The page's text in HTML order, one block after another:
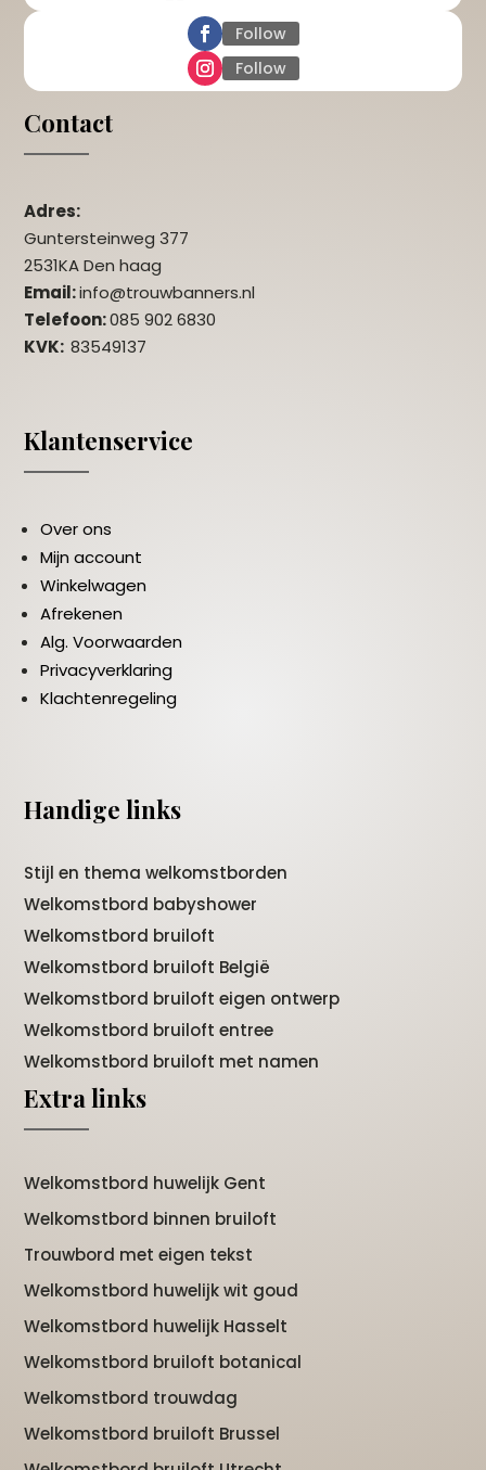
Follow
Follow
Contact
Adres:
Guntersteinweg 377
2531KA Den haag
Email:info@trouwbanners.nl
Telefoon:085 902 6830
KVK:83549137
Klantenservice
Over ons
Mijn account
Winkelwagen
Afrekenen
Alg. Voorwaarden
Privacyverklaring
Klachtenregeling
Handige links
Stijl en thema welkomstborden
Welkomstbord babyshower
Welkomstbord bruiloft
Welkomstbord bruiloft België
Welkomstbord bruiloft eigen ontwerp
Welkomstbord bruiloft entree
Welkomstbord bruiloft met namen
Extra links
Welkomstbord huwelijk Gent
Welkomstbord binnen bruiloft
Trouwbord met eigen tekst
Welkomstbord huwelijk wit goud
Welkomstbord huwelijk Hasselt
Welkomstbord bruiloft botanical
Welkomstbord trouwdag
Welkomstbord bruiloft Brussel